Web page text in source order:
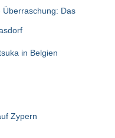
Das
in Belgien
Zypern